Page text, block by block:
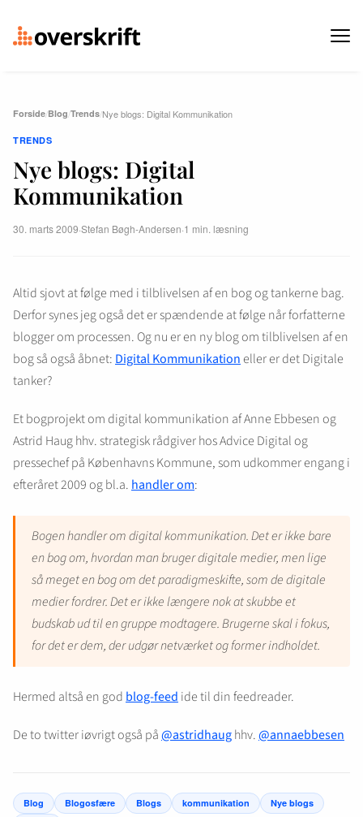
Forside/Blog/Trends/Nye blogs: Digital Kommunikation
TRENDS
Nye blogs: Digital
Kommunikation
30. marts 2009·Stefan Bøgh-Andersen·1 min. læsning
Altid sjovt at følge med i tilblivelsen af en bog og tankerne bag.
Derfor synes jeg også det er spændende at følge når forfatterne
blogger om processen. Og nu er en ny blog om tilblivelsen af en
bog så også åbnet: Digital Kommunikationeller er det Digitale
tanker?
Et bogprojekt om digital kommunikation af Anne Ebbesen og
Astrid Haug hhv. strategisk rådgiver hos Advice Digital og
pressechef på Københavns Kommune, som udkommer engang i
efteråret 2009 og bl.a. handler om:
Bogen handler om digital kommunikation. Det er ikke bare
en bog om, hvordan man bruger digitale medier, men lige
så meget en bog om det paradigmeskifte, som de digitale
medier fordrer. Det er ikke længere nok at skubbe et
budskab ud til en gruppe modtagere. Brugerne skal i fokus,
for det er dem, der udgør netværket og former indholdet.
Hermed altså en god blog-feed ide til din feedreader.
De to twitter iøvrigt også på@astridhaughhv.@annaebbesen
Blog Blogosfære Blogs kommunikation
Nye blogs